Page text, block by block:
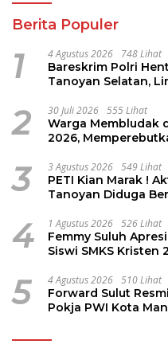
Berita Populer
1 4 Agustus 2026 748 Lihat
Bareskrim Polri
Tanoyan Selatan,
2 30 Juli 2026 555 Lihat
Warga Membludak
2026,
3 3 Agustus 2026 549 Lihat
PETI Kian Marak !
Tanoyan Diduga
4 1 Agustus 2026 526 Lihat
Femmy Suluh
Siswi SMKS Kristen
5 4 Agustus 2026 510 Lihat
Forward Sulut
Pokja PWI Kota